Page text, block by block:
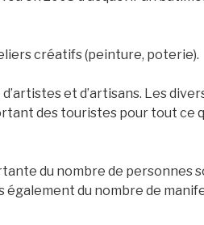
créatifs (peinture, poterie).
et d’artisans. Les
des touristes pour tout ce
du nombre de personnes
du nombre de